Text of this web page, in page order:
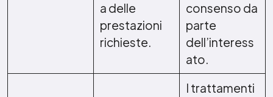
a delle
prestazioni
richieste.
consenso da
parte
dell’interess
ato.
I trattamenti